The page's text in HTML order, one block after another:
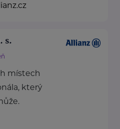
s.
místech
který